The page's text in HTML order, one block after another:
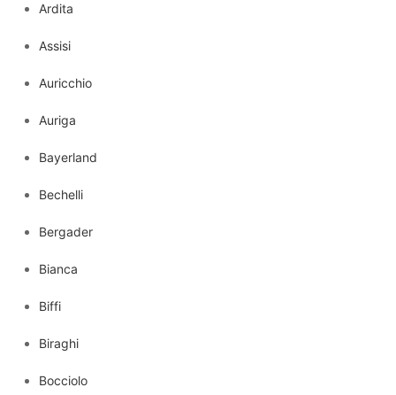
Ardita
Assisi
Auricchio
Auriga
Bayerland
Bechelli
Bergader
Bianca
Biffi
Biraghi
Bocciolo